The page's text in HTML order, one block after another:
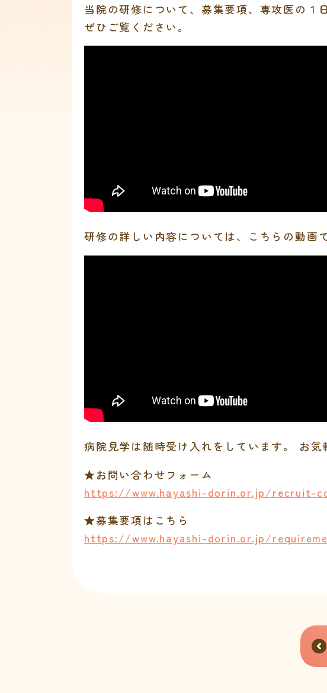
当院の研修について、募集要項、専攻医の１
ぜひご覧ください。
研修の詳しい内容については、こちらの動画
病院見学は随時受け入れをしています。 お気
★お問い合わせフォーム
https://www.hayashi-dorin.or.jp/recruit-
★募集要項はこちら
https://www.hayashi-dorin.or.jp/